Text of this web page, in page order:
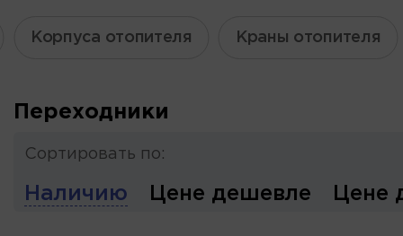
Корпуса отопителя Краны отопителя
Переходники
Сортировать по:
Наличию Цене дешевле Цене